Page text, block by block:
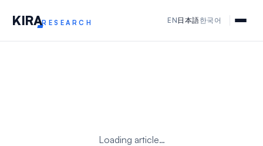
KIRARESEARCH EN 日本語한국어
Loading article…